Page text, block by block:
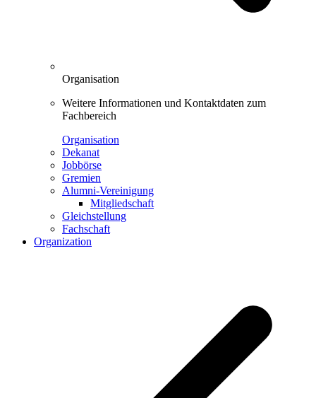
Organisation
Weitere Informationen und Kontaktdaten zum
Fachbereich
Organisation
Dekanat
Jobbörse
Gremien
Alumni-Vereinigung
Mitgliedschaft
Gleichstellung
Fachschaft
Organization